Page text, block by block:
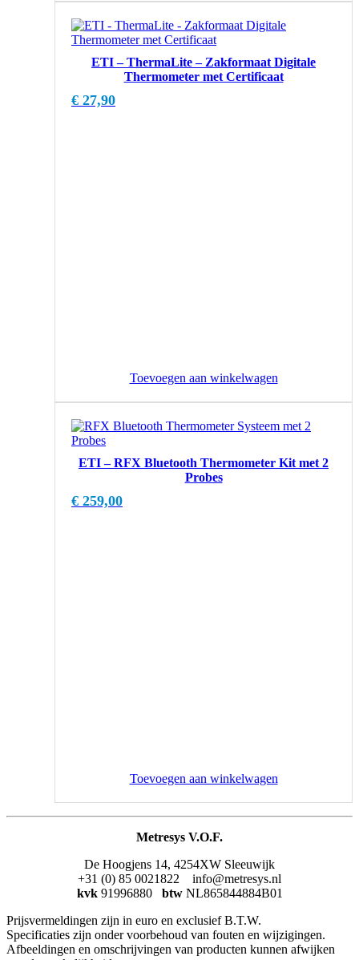
ETI – ThermaLite – Zakformaat Digitale
Thermometer met Certificaat
€ 27,90
Toevoegen aan winkelwagen
ETI – RFX Bluetooth Thermometer Kit met 2
Probes
€ 259,00
Toevoegen aan winkelwagen
Metresys V.O.F.
De Hoogjens 14, 4254XW Sleeuwijk
+31 (0) 85 0021822 info@metresys.nl
kvk 91996880 btw NL865844884B01
Prijsvermeldingen zijn in euro en exclusief B.T.W.
Specificaties zijn onder voorbehoud van fouten en wijzigingen.
Afbeeldingen en omschrijvingen van producten kunnen afwijken